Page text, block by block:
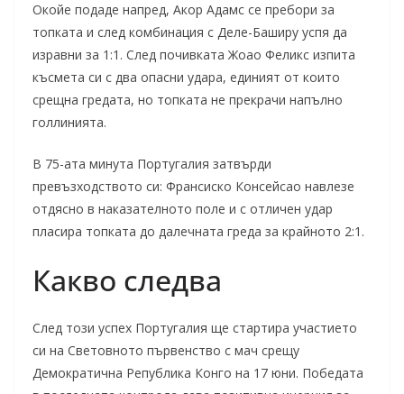
Окойе подаде напред, Акор Адамс се пребори за
топката и след комбинация с Деле-Баширу успя да
изравни за 1:1. След почивката Жоао Феликс изпита
късмета си с два опасни удара, единият от които
срещна гредата, но топката не прекрачи напълно
голлинията.
В 75-ата минута Португалия затвърди
превъзходството си: Франсиско Консейсао навлезе
отдясно в наказателното поле и с отличен удар
пласира топката до далечната греда за крайното 2:1.
Какво следва
След този успех Португалия ще стартира участието
си на Световното първенство с мач срещу
Демократична Република Конго на 17 юни. Победата